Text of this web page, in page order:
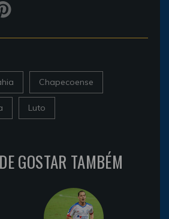
Chapecoense
Luto
GOSTAR TAMBÉM